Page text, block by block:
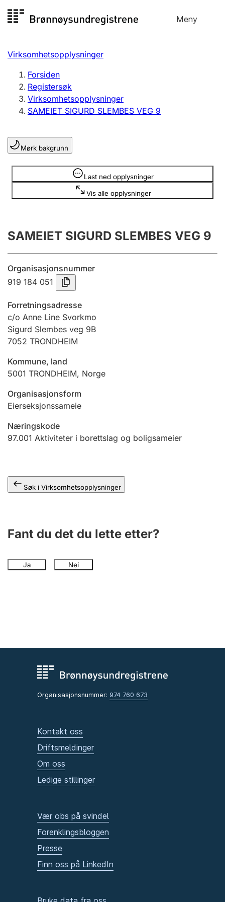
til
Meny
Registersøk
Aksjeselskap
Enkeltpersonforetak
Registrere, endre, slette
Lag og forening
Registrere, endre, slette
Årsregnskap
Innsending og forsinkelsesgebyr
Tinglysing
Jeger
Betaling og jegeravgiftskort
Ektepaktveileder
Virksomhetsopplysninger
Forsiden
Registersøk
Virksomhetsopplysninger
SAMEIET SIGURD SLEMBES VEG 9
Mørk bakgrunn
Last ned opplysninger
Vis alle opplysninger
Opplysninger er skjult
SAMEIET SIGURD SLEMBES VEG 9
Organisasjonsnummer
919 184 051
Forretningsadresse
c/o Anne Line Svorkmo
Sigurd Slembes veg 9B
7052 TRONDHEIM
Kommune, land
5001 TRONDHEIM, Norge
Organisasjonsform
Eierseksjonssameie
Næringskode
97.001 Aktiviteter i borettslag og boligsameier
Søk i Virksomhetsopplysninger
Fant du det du lette etter?
Ja Nei
Organisasjonsnummer: 974 760 673
Kontakt oss
Driftsmeldinger
Om oss
Ledige stillinger
Vær obs på svindel
Forenklingsbloggen
Presse
Finn oss på LinkedIn